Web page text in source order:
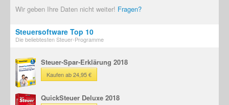
Wir geben Ihre Daten nicht weiter! Fragen?
Steuersoftware Top 10
Die beliebtesten Steuer-Programme
Steuer-Spar-Erklärung 2018
Kaufen ab 24,95 €
QuickSteuer Deluxe 2018